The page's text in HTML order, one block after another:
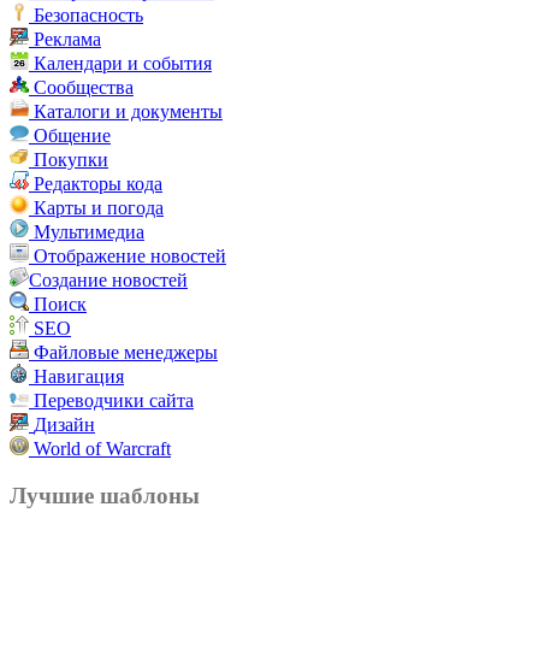
Безопасность
Реклама
Календари и события
Сообщества
Каталоги и документы
Общение
Покупки
Редакторы кода
Карты и погода
Мультимедиа
Отображение новостей
Создание новостей
Поиск
SEO
Файловые менеджеры
Навигация
Переводчики сайта
Дизайн
World of Warcraft
Лучшие шаблоны